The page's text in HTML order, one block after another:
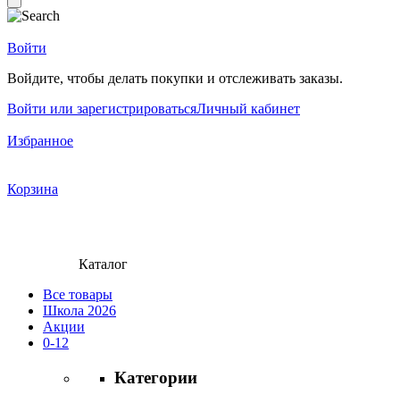
Войти
Войдите, чтобы делать покупки и отслеживать заказы.
Войти или зарегистрироватьсяЛичный кабинет
Избранное
Корзина
Каталог
Все товары
Школа 2026
Акции
0-12
Категории